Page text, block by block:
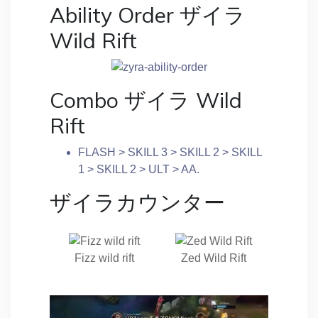
Ability Order ザイラ
Wild Rift
Combo ザイラ Wild
Rift
FLASH > SKILL 3 > SKILL 2 > SKILL
1 > SKILL 2 > ULT > AA.
ザイラカウンター
Fizz wild rift Zed Wild Rift